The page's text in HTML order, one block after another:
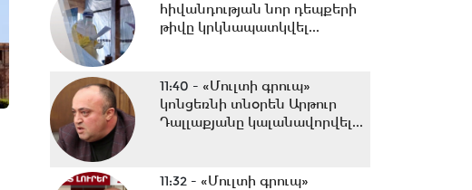
հիվանդության նոր դեպքերի
թիվը կրկնապատկվել...
11:40 - «Մուլտի գրուպ»
կոնցեռնի տնօրեն Արթուր
Դալլաքյանը կալանավորվել...
11:32 - «Մուլտի գրուպ»